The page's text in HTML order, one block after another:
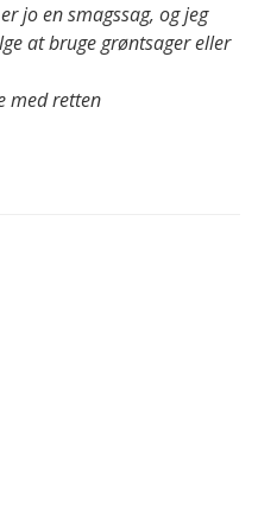
jo en smagssag, og jeg
at bruge grøntsager eller
med retten